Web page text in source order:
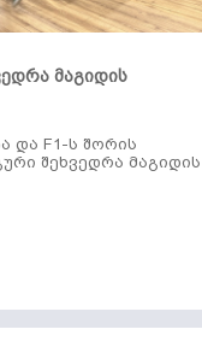
მაგიდის
და F1-ს შორის
შეხვედრა მაგიდის